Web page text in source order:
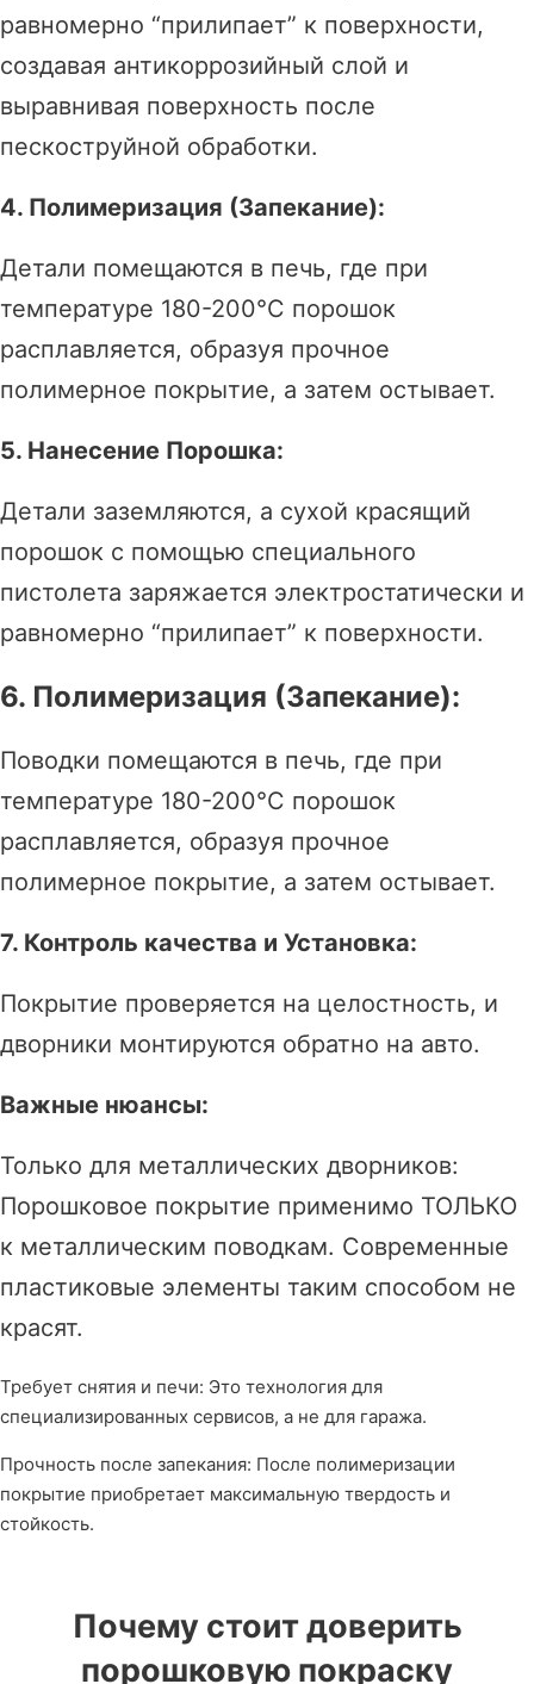
равномерно “прилипает” к поверхности,
создавая антикоррозийный слой и
выравнивая поверхность после
пескоструйной обработки.
4. Полимеризация (Запекание):
Детали помещаются в печь, где при
температуре 180-200°C порошок
расплавляется, образуя прочное
полимерное покрытие, а затем остывает.
5. Нанесение Порошка:
Детали заземляются, а сухой красящий
порошок с помощью специального
пистолета заряжается электростатически и
равномерно “прилипает” к поверхности.
6. Полимеризация (Запекание):
Поводки помещаются в печь, где при
температуре 180-200°C порошок
расплавляется, образуя прочное
полимерное покрытие, а затем остывает.
7. Контроль качества и Установка:
Покрытие проверяется на целостность, и
дворники монтируются обратно на авто.
Важные нюансы:
Только для металлических дворников:
Порошковое покрытие применимо ТОЛЬКО
к металлическим поводкам. Современные
пластиковые элементы таким способом не
красят.
Требует снятия и печи: Это технология для
специализированных сервисов, а не для гаража.
Прочность после запекания: После полимеризации
покрытие приобретает максимальную твердость и
стойкость.
Почему стоит доверить
порошковую покраску